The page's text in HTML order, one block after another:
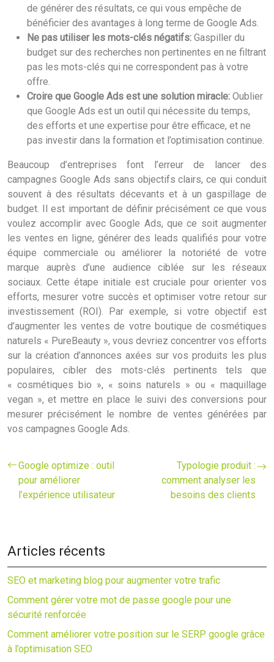
de générer des résultats, ce qui vous empêche de
bénéficier des avantages à long terme de Google Ads.
Ne pas utiliser les mots-clés négatifs: Gaspiller du
budget sur des recherches non pertinentes en ne filtrant
pas les mots-clés qui ne correspondent pas à votre
offre.
Croire que Google Ads est une solution miracle: Oublier
que Google Ads est un outil qui nécessite du temps,
des efforts et une expertise pour être efficace, et ne
pas investir dans la formation et l’optimisation continue.
Beaucoup d’entreprises font l’erreur de lancer des
campagnes Google Ads sans objectifs clairs, ce qui conduit
souvent à des résultats décevants et à un gaspillage de
budget. Il est important de définir précisément ce que vous
voulez accomplir avec Google Ads, que ce soit augmenter
les ventes en ligne, générer des leads qualifiés pour votre
équipe commerciale ou améliorer la notoriété de votre
marque auprès d’une audience ciblée sur les réseaux
sociaux. Cette étape initiale est cruciale pour orienter vos
efforts, mesurer votre succès et optimiser votre retour sur
investissement (ROI). Par exemple, si votre objectif est
d’augmenter les ventes de votre boutique de cosmétiques
naturels « PureBeauty », vous devriez concentrer vos efforts
sur la création d’annonces axées sur vos produits les plus
populaires, cibler des mots-clés pertinents tels que
« cosmétiques bio », « soins naturels » ou « maquillage
vegan », et mettre en place le suivi des conversions pour
mesurer précisément le nombre de ventes générées par
vos campagnes Google Ads.
Google optimize : outil
pour améliorer
l’expérience utilisateur
Typologie produit :
comment analyser les
besoins des clients
Articles récents
SEO et marketing blog pour augmenter votre trafic
Comment gérer votre mot de passe google pour une
sécurité renforcée
Comment améliorer votre position sur le SERP google grâce
à l’optimisation SEO